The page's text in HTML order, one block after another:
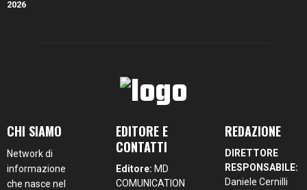
CHI SIAMO
Network di
informazione
che nasce nel
EDITORE E
CONTATTI
Editore: MD
COMUNICATION
REDAZIONE
DIRETTORE
RESPONSABILE:
Daniele Cernilli